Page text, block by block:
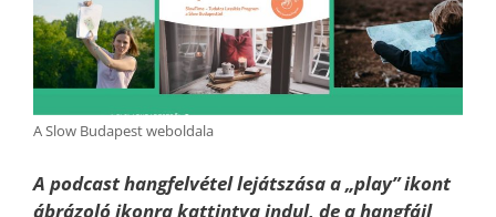
A Slow Budapest weboldala
A podcast hangfelvétel lejátszása a „play” ikont
ábrázoló ikonra kattintva indul, de a hangfájl